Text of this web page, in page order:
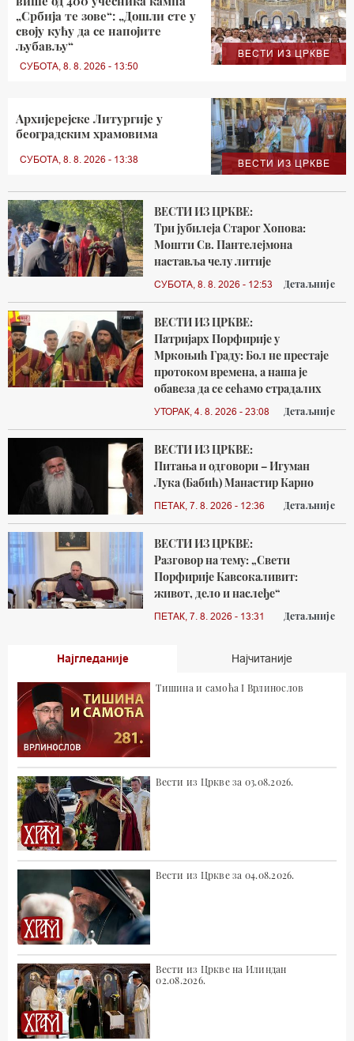
ВЕСТИ ИЗ ЦРКВЕ
„Србија те зове“: „Дошли сте у
своју кућу да се напојите
љубављу“
СУБОТА, 8. 8. 2026 - 13:50
ВЕСТИ ИЗ ЦРКВЕ
Архијерејске Литургије у
београдским храмовима
СУБОТА, 8. 8. 2026 - 13:38
ВЕСТИ ИЗ ЦРКВЕ:
Три јубилеја Старог Хопова:
Мошти Св. Пантелејмона
наставља челу литије
СУБОТА, 8. 8. 2026 - 12:53 Детаљније
ВЕСТИ ИЗ ЦРКВЕ:
Патријарх Порфирије у
Мркоњић Граду: Бол не престаје
протоком времена, а наша је
обавеза да се сећамо страдалих
УТОРАК, 4. 8. 2026 - 23:08 Детаљније
ВЕСТИ ИЗ ЦРКВЕ:
Питања и одговори – Игуман
Лука (Бабић) Манастир Карно
ПЕТАК, 7. 8. 2026 - 12:36 Детаљније
ВЕСТИ ИЗ ЦРКВЕ:
Разговор на тему: „Свети
Порфирије Кавсокаливит:
живот, дело и наслеђе“
ПЕТАК, 7. 8. 2026 - 13:31 Детаљније
Најгледаније Најчитаније
Тишина и самоћа I Врлинослов
Вести из Цркве за 03.08.2026.
Вести из Цркве за 04.08.2026.
Вести из Цркве на Илиндан
02.08.2026.